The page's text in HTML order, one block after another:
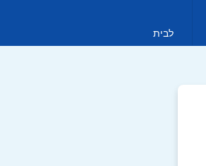
לבית